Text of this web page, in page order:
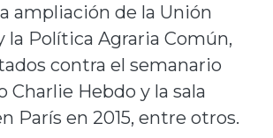
ampliación de la Unión
la Política Agraria Común,
contra el semanario
Charlie Hebdo y la sala
París en 2015, entre otros.